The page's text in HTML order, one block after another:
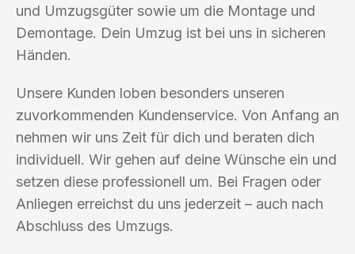
und Umzugsgüter sowie um die Montage und
Demontage. Dein Umzug ist bei uns in sicheren
Händen.
Unsere Kunden loben besonders unseren
zuvorkommenden Kundenservice. Von Anfang an
nehmen wir uns Zeit für dich und beraten dich
individuell. Wir gehen auf deine Wünsche ein und
setzen diese professionell um. Bei Fragen oder
Anliegen erreichst du uns jederzeit – auch nach
Abschluss des Umzugs.